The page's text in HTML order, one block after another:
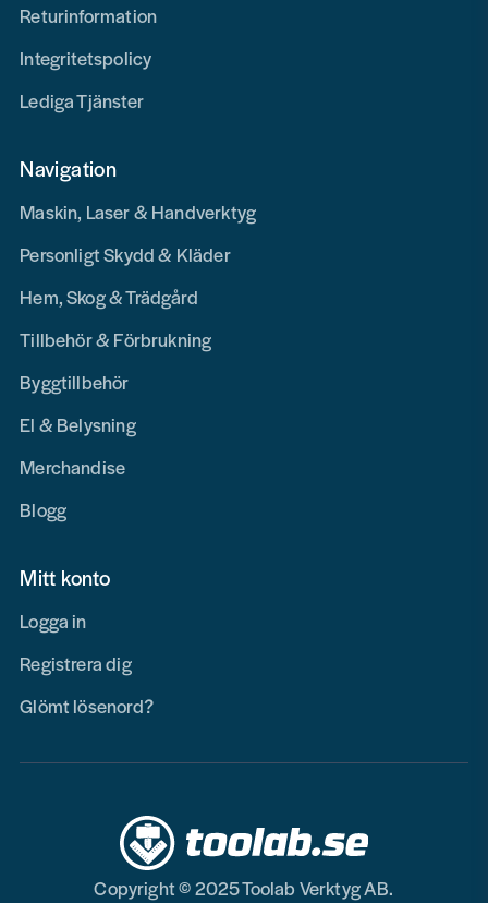
Returinformation
Integritetspolicy
Lediga Tjänster
Navigation
Maskin, Laser & Handverktyg
Personligt Skydd & Kläder
Hem, Skog & Trädgård
Tillbehör & Förbrukning
Byggtillbehör
El & Belysning
Merchandise
Blogg
Mitt konto
Logga in
Registrera dig
Glömt lösenord?
Copyright © 2025 Toolab Verktyg AB.